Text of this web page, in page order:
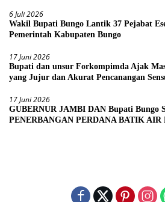
6 Juli 2026
Wakil Bupati Bungo Lantik 37 Pejabat
Pemerintah Kabupaten Bungo
17 Juni 2026
Bupati dan unsur Forkompimda Ajak
yang Jujur dan Akurat Pencanangan
17 Juni 2026
GUBERNUR JAMBI DAN Bupati Bungo
PENERBANGAN PERDANA BATIK AIR